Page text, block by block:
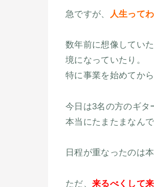
急ですが、 人生って
数年前に想像してい
境になっていたり。
特に事業を始めてか
今日は3名の方のギタ
本当にたまたまなんで
日程が重なったのは
ただ、来るべくして